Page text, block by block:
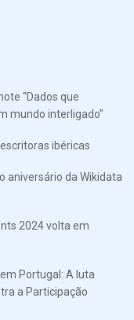
“Dados que
mundo interligado”
ibéricas
aniversário da Wikidata
2024 volta em
Portugal: A luta
a Participação